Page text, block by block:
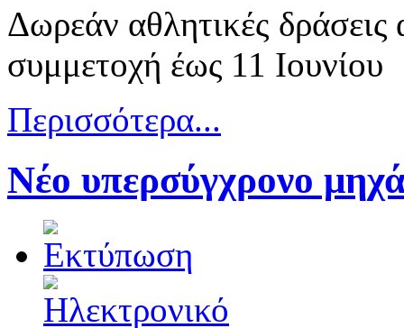
Δωρεάν αθλητικές
συμμετοχή έως 11 Ιουνίου
Περισσότερα...
Νέο υπερσύγχρονο